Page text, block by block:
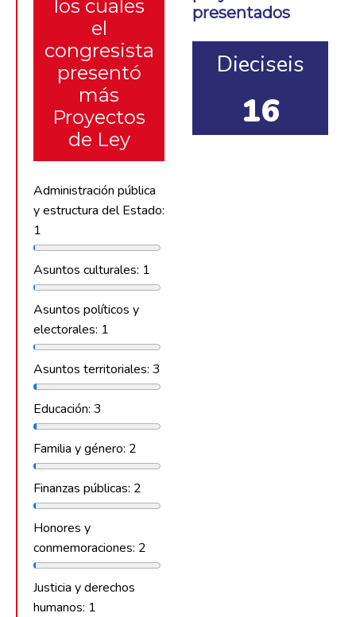
los cuales
el
congresista
presentó
más
Proyectos
de Ley
Administración pública
y estructura del Estado:
1
Asuntos culturales: 1
Asuntos políticos y
electorales: 1
Asuntos territoriales: 3
Educación: 3
Familia y género: 2
Finanzas públicas: 2
Honores y
conmemoraciones: 2
Justicia y derechos
humanos: 1
presentados
Dieciseis
16